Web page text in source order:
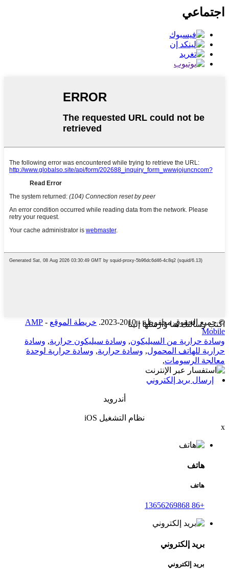
اجتماعي
اكتب رسالتك هنا وأرسلها إلينا
© جميع الحقوق محفوظة - 2010-2023. خريطة الموقع -
AMP
Mobile
وسادة حرارية من السيليكون, وسادة سيليكون حرارية, وسادة
حرارية للهاتف المحمول, وسادة حرارية, وسادة حرارية لوحدة
معالجة الرسومات,
إرسال بريد إلكتروني
أندرويد
نظام التشغيل iOS
x
هاتف
هاتف
+86 13656269868
بريد إلكتروني
بريد إلكتروني